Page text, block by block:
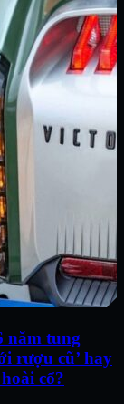
năm tung
rượu cũ’ hay
cổ?